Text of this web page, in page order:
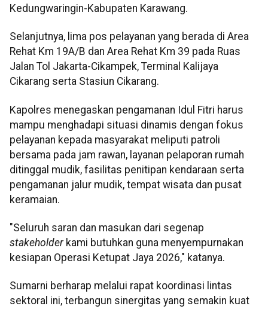
Kedungwaringin-Kabupaten Karawang.
Selanjutnya, lima pos pelayanan yang berada di Area
Rehat Km 19A/B dan Area Rehat Km 39 pada Ruas
Jalan Tol Jakarta-Cikampek, Terminal Kalijaya
Cikarang serta Stasiun Cikarang.
Kapolres menegaskan pengamanan Idul Fitri harus
mampu menghadapi situasi dinamis dengan fokus
pelayanan kepada masyarakat meliputi patroli
bersama pada jam rawan, layanan pelaporan rumah
ditinggal mudik, fasilitas penitipan kendaraan serta
pengamanan jalur mudik, tempat wisata dan pusat
keramaian.
"Seluruh saran dan masukan dari segenap
stakeholderkami butuhkan guna menyempurnakan
kesiapan Operasi Ketupat Jaya 2026," katanya.
Sumarni berharap melalui rapat koordinasi lintas
sektoral ini, terbangun sinergitas yang semakin kuat